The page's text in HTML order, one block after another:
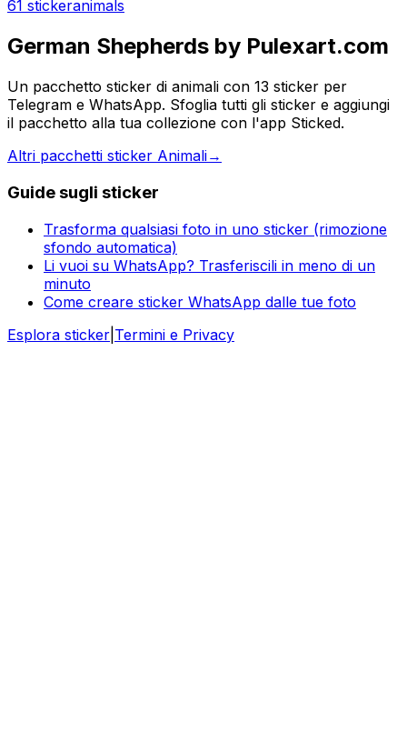
61 stickeranimals
German Shepherds by Pulexart.com
Un pacchetto sticker di animali con 13 sticker per
Telegram e WhatsApp. Sfoglia tutti gli sticker e aggiungi
il pacchetto alla tua collezione con l'app Sticked.
Altri pacchetti sticker Animali→
Guide sugli sticker
Trasforma qualsiasi foto in uno sticker (rimozione
sfondo automatica)
Li vuoi su WhatsApp? Trasferiscili in meno di un
minuto
Come creare sticker WhatsApp dalle tue foto
Esplora sticker Termini e Privacy